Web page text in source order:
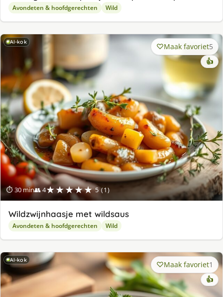
Avondeten & hoofdgerechten Wild
AI-kok
⏱ 30 min👥 4★★★★★ 5 (1)
Maak favoriet5
👍
Wildzwijnhaasje met wildsaus
Avondeten & hoofdgerechten Wild
AI-kok Maak favoriet1
👍